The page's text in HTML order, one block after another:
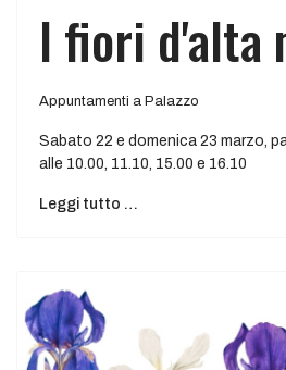
I fiori d'alta
Appuntamenti a Palazzo
Sabato 22 e domenica 23 marzo,
alle 10.00, 11.10, 15.00 e 16.10
Leggi tutto …